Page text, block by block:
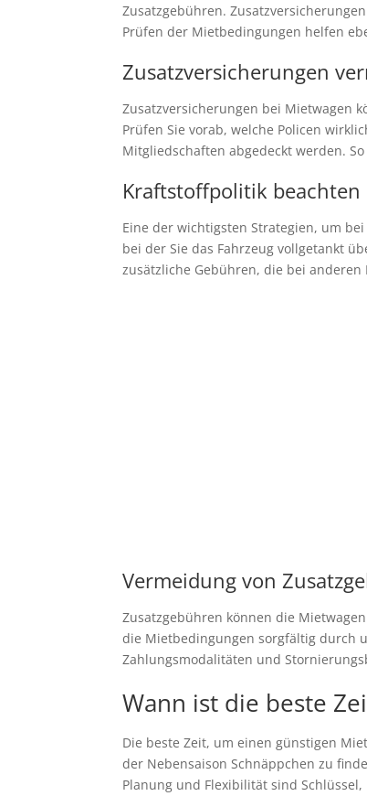
Zusatzgebühren.
Prüfen der Mietbedingungen helfen
Zusatzversicherungen
Zusatzversicherungen bei Mietwagen
Prüfen Sie vorab, welche Policen
Mitgliedschaften abgedeckt werden.
Kraftstoffpolitik beachten
Eine der wichtigsten Strategien, um
bei der Sie das Fahrzeug vollgetankt
zusätzliche Gebühren, die bei
Vermeidung von
Zusatzgebühren können die
die Mietbedingungen sorgfältig durch
Zahlungsmodalitäten und
Wann ist die beste
Die beste Zeit, um einen günstigen
der Nebensaison Schnäppchen zu
Planung und Flexibilität sind